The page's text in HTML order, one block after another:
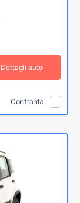
Dettagli auto
Confronta